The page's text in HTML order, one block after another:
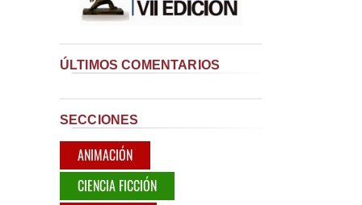
ÚLTIMOS COMENTARIOS
SECCIONES
ANIMACIÓN
CIENCIA FICCIÓN